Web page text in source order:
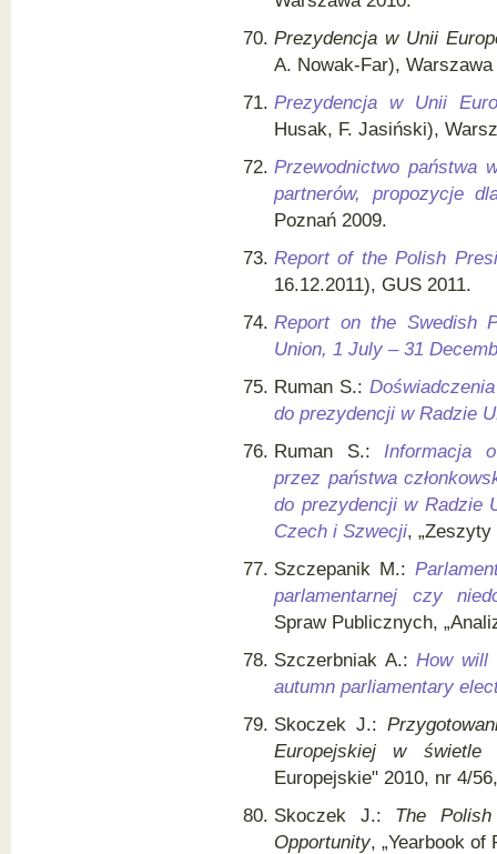
Prezydencja w Unii
A. Nowak-Far), Warszawa
Prezydencja w Unii
Husak, F. Jasiński),
Przewodnictwo państwa
partnerów, propozycje
Poznań 2009.
Report of the Polish
16.12.2011), GUS 2011.
Report on the Swedish
Union, 1 July – 31
Ruman S.:
do prezydencji w Radzie
Ruman S.: Informacja
przez państwa
do prezydencji w Radzie
Czech i Szwecji,
Szczepanik M.:
parlamentarnej czy
Spraw Publicznych,
Szczerbniak A.:How will
autumn parliamentary
Skoczek J.:
Europejskiej w świetle
Europejskie" 2010, nr 4/
Skoczek J.: The
Opportunity, „Yearbook of